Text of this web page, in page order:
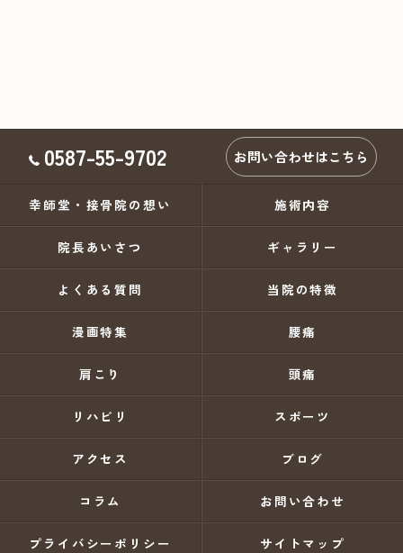
0587-55-9702 お問い合わせはこちら
幸師堂・接骨院の想い 施術内容
院長あいさつ ギャラリー
よくある質問 当院の特徴
漫画特集 腰痛
肩こり 頭痛
リハビリ スポーツ
アクセス ブログ
コラム お問い合わせ
プライバシーポリシー サイトマップ